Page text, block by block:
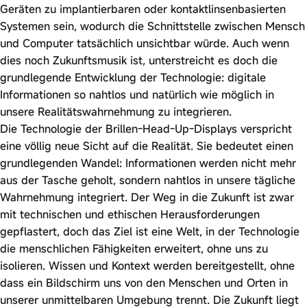
Geräten zu implantierbaren oder kontaktlinsenbasierten
Systemen sein, wodurch die Schnittstelle zwischen Mensch
und Computer tatsächlich unsichtbar würde. Auch wenn
dies noch Zukunftsmusik ist, unterstreicht es doch die
grundlegende Entwicklung der Technologie: digitale
Informationen so nahtlos und natürlich wie möglich in
unsere Realitätswahrnehmung zu integrieren.
Die Technologie der Brillen-Head-Up-Displays verspricht
eine völlig neue Sicht auf die Realität. Sie bedeutet einen
grundlegenden Wandel: Informationen werden nicht mehr
aus der Tasche geholt, sondern nahtlos in unsere tägliche
Wahrnehmung integriert. Der Weg in die Zukunft ist zwar
mit technischen und ethischen Herausforderungen
gepflastert, doch das Ziel ist eine Welt, in der Technologie
die menschlichen Fähigkeiten erweitert, ohne uns zu
isolieren. Wissen und Kontext werden bereitgestellt, ohne
dass ein Bildschirm uns von den Menschen und Orten in
unserer unmittelbaren Umgebung trennt. Die Zukunft liegt